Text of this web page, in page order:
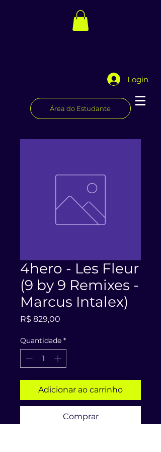
Login
Área do Estudante
4hero - Les Fleur
(9 by 9 Remixes -
Marcus Intalex)
R$ 829,00
Quantidade *
Adicionar ao carrinho
Comprar